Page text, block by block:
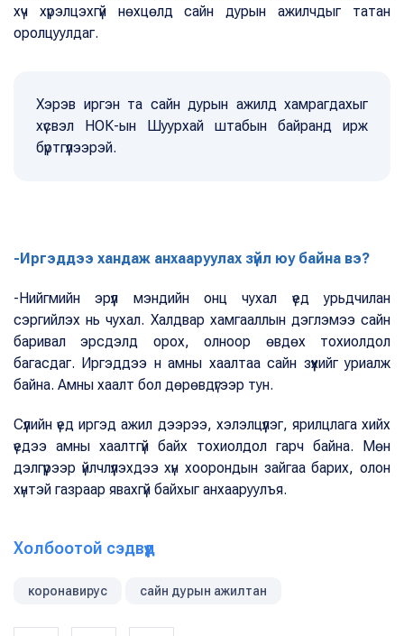
хүч хүрэлцэхгүй нөхцөлд сайн дурын ажилчдыг татан
оролцуулдаг.
Хэрэв иргэн та сайн дурын ажилд хамрагдахыг
хүсвэл НОК-ын Шуурхай штабын байранд ирж
бүртгүүлээрэй.
-Иргэддээ хандаж анхааруулах зүйл юу байна вэ?
-Нийгмийн эрүүл мэндийн онц чухал үед урьдчилан
сэргийлэх нь чухал. Халдвар хамгааллын дэглэмээ сайн
баривал эрсдэлд орох, олноор өвдөх тохиолдол
багасдаг. Иргэддээ н амны хаалтаа сайн зүүхийг уриалж
байна. Амны хаалт бол дөрөвдүгээр тун.
Сүүлийн үед иргэд ажил дээрээ, хэлэлцүүлэг, ярилцлага хийх
үедээ амны хаалтгүй байх тохиолдол гарч байна. Мөн
дэлгүүрээр үйлчлүүлэхдээ хүн хоорондын зайгаа барих, олон
хүнтэй газраар явахгүй байхыг анхааруулъя.
Холбоотой сэдвүүд
коронавирус сайн дурын ажилтан